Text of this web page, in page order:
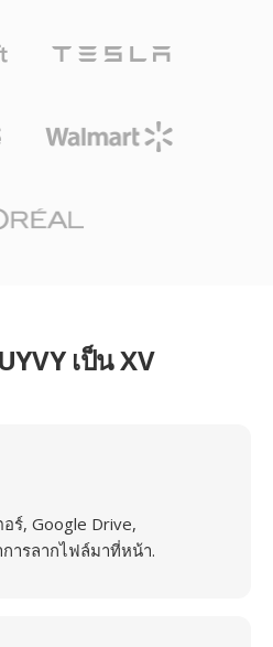
เป็น XV
ร์, Google Drive,
ารลากไฟล์มาที่หน้า.